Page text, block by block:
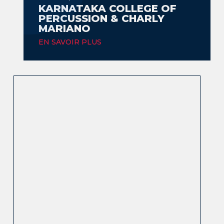
KARNATAKA COLLEGE OF
PERCUSSION & CHARLY
MARIANO
EN SAVOIR PLUS